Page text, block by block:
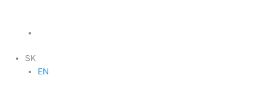
SK
EN